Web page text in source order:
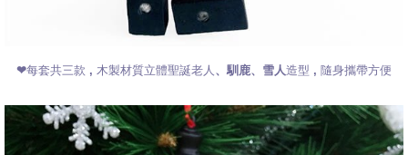
❤每套共三款 , 木製材質立體聖誕老人 、馴鹿、雪人造型 , 隨身攜帶方便